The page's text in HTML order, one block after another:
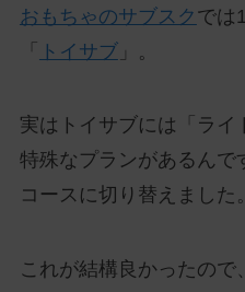
おもちゃのサブスク では
トイサブ」。
実はトイサブには「ライ
特殊なプランがあるんで
コースに切り替えました。
これが結構良かったので